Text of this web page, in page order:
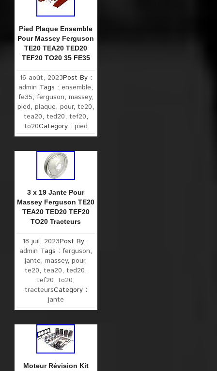
Pied Plaque Ensemble
Pour Massey Ferguson
TE20 TEA20 TED20
TEF20 TO20 35 FE35
16 août, 2023Post By :
admin Tags :ensemble,
fe35,ferguson,massey,
pied,plaque,pour,te20,
tea20, ted20, tef20,
to20Category : pied
3 x 19 Jante Pour
Massey Ferguson TE20
TEA20 TED20 TEF20
TO20 Tracteurs
18 juil, 2023Post By :
admin Tags :ferguson,
jante,massey,pour,
te20,tea20,ted20,
tef20,to20,
tracteursCategory :
jante
Moteur Révision Kit